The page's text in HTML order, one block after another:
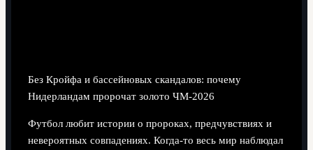
Без Кройфа и бассейновых скандалов: почему
Нидерландам пророчат золото ЧМ‑2026
Футбол любит истории о пророках, предчувствиях и
невероятных совпадениях. Когда-то весь мир наблюдал